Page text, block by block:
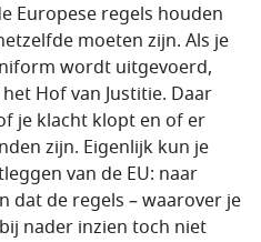
Europese regels houden
moeten zijn. Als je
wordt uitgevoerd,
Hof van Justitie. Daar
je klacht klopt en of er
zijn. Eigenlijk kun je
van de EU: naar
dat de regels – waarover je
nader inzien toch niet